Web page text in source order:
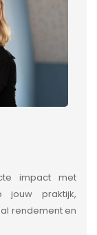
impact met
jouw praktijk,
rendement en